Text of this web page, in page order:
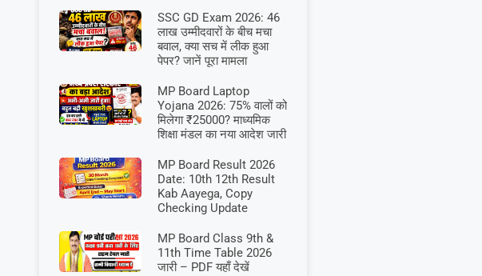
SSC GD Exam 2026: 46
लाख उम्मीदवारों के बीच मचा
बवाल, क्या सच में लीक हुआ
पेपर? जानें पूरा मामला
MP Board Laptop
Yojana 2026: 75% वालों को
मिलेगा ₹25000? माध्यमिक
शिक्षा मंडल का नया आदेश जारी
MP Board Result 2026
Date: 10th 12th Result
Kab Aayega, Copy
Checking Update
MP Board Class 9th &
11th Time Table 2026
जारी – PDF यहाँ देखें